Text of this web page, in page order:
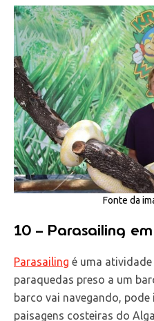
Fonte da
10 – Parasailing
Parasailing é uma
paraquedas preso a um
barco vai navegando,
paisagens costeiras do